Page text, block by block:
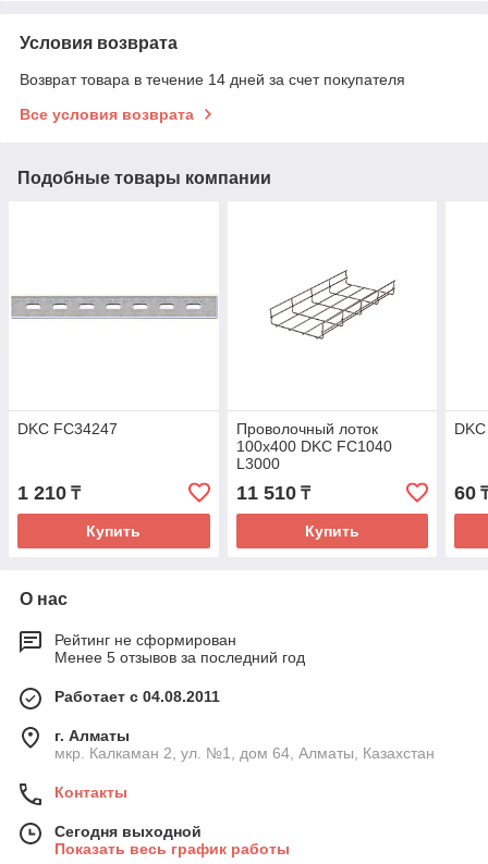
Условия возврата
Возврат товара в течение 14 дней за счет покупателя
Все условия возврата
Подобные товары компании
DKC FC34247
1 210 ₸
Купить
Проволочный лоток
100х400 DKC FC1040
L3000
11 510₸
Купить
60
О нас
Рейтинг не сформирован
Менее 5 отзывов за последний год
Работает с 04.08.2011
г. Алматы
мкр. Калкаман 2, ул. №1, дом 64, Алматы, Казахстан
Контакты
Сегодня выходной
Показать весь график работы